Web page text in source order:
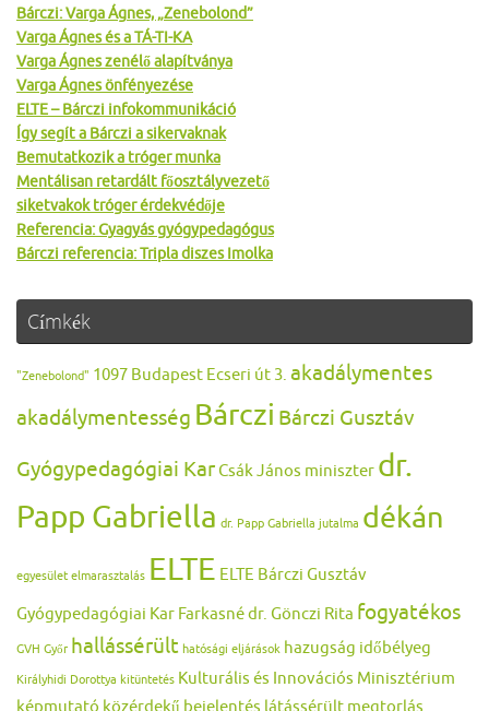
Bárczi: Varga Ágnes, „Zenebolond”
Varga Ágnes és a TÁ-TI-KA
Varga Ágnes zenélő alapítványa
Varga Ágnes önfényezése
ELTE – Bárczi infokommunikáció
Így segít a Bárczi a sikervaknak
Bemutatkozik a tróger munka
Mentálisan retardált főosztályvezető
siketvakok tróger érdekvédője
Referencia: Gyagyás gyógypedagógus
Bárczi referencia: Tripla diszes Imolka
Címkék
"Zenebolond" 1097 Budapest Ecseri út 3. akadálymentes
akadálymentesség Bárczi Bárczi Gusztáv
Gyógypedagógiai KarCsák János miniszter dr.
Papp Gabriella dr. Papp Gabriella jutalma dékán
egyesület elmarasztalás ELTE ELTE Bárczi Gusztáv
Gyógypedagógiai Kar Farkasné dr. Gönczi Rita fogyatékos
GVH Győr hallássérült hatósági eljárások hazugság időbélyeg
Királyhidi Dorottya kitüntetés Kulturális és Innovációs Minisztérium
képmutató közérdekű bejelentés látássérült megtorlás